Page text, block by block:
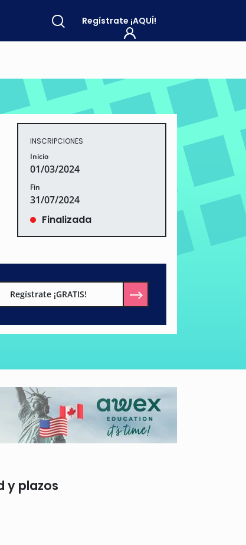
Regístrate ¡AQUÍ!
INSCRIPCIONES
Inicio
01/03/2024
Fin
31/07/2024
Finalizada
Regístrate ¡GRATIS!
y plazos